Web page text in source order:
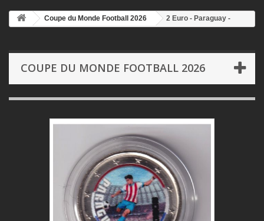
Coupe du Monde Football 2026
2 Euro - Paraguay -
COUPE DU MONDE FOOTBALL 2026